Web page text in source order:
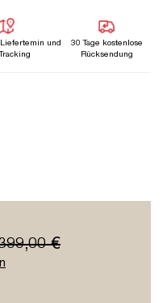
und
30 Tage kostenlose
Rücksendung
€